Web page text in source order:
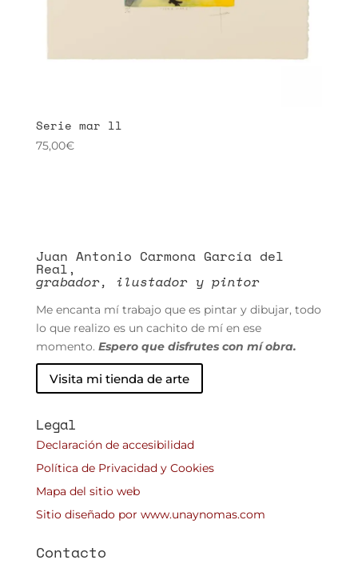
Serie mar ll
75,00€
Juan Antonio Carmona García del
Real,
grabador, ilustador y pintor
Me encanta mí trabajo que es pintar y dibujar, todo
lo que realizo es un cachito de mí en ese
momento. Espero que disfrutes con mí obra.
Visita mi tienda de arte
Legal
Declaración de accesibilidad
Política de Privacidad y Cookies
Mapa del sitio web
Sitio diseñado por www.unaynomas.com
Contacto